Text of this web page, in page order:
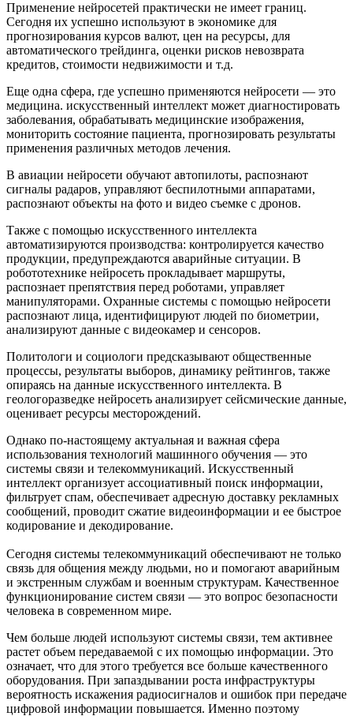
Применение нейросетей практически не имеет границ.
Сегодня их успешно используют в экономике для
прогнозирования курсов валют, цен на ресурсы, для
автоматического трейдинга, оценки рисков невозврата
кредитов, стоимости недвижимости и т.д.
Еще одна сфера, где успешно применяются нейросети — это
медицина. искусственный интеллект может диагностировать
заболевания, обрабатывать медицинские изображения,
мониторить состояние пациента, прогнозировать результаты
применения различных методов лечения.
В авиации нейросети обучают автопилоты, распознают
сигналы радаров, управляют беспилотными аппаратами,
распознают объекты на фото и видео съемке с дронов.
Также с помощью искусственного интеллекта
автоматизируются производства: контролируется качество
продукции, предупреждаются аварийные ситуации. В
робототехнике нейросеть прокладывает маршруты,
распознает препятствия перед роботами, управляет
манипуляторами. Охранные системы с помощью нейросети
распознают лица, идентифицируют людей по биометрии,
анализируют данные с видеокамер и сенсоров.
Политологи и социологи предсказывают общественные
процессы, результаты выборов, динамику рейтингов, также
опираясь на данные искусственного интеллекта. В
геологоразведке нейросеть анализирует сейсмические данные,
оценивает ресурсы месторождений.
Однако по-настоящему актуальная и важная сфера
использования технологий машинного обучения — это
системы связи и телекоммуникаций. Искусственный
интеллект организует ассоциативный поиск информации,
фильтрует спам, обеспечивает адресную доставку рекламных
сообщений, проводит сжатие видеоинформации и ее быстрое
кодирование и декодирование.
Сегодня системы телекоммуникаций обеспечивают не только
связь для общения между людьми, но и помогают аварийным
и экстренным службам и военным структурам. Качественное
функционирование систем связи — это вопрос безопасности
человека в современном мире.
Чем больше людей используют системы связи, тем активнее
растет объем передаваемой с их помощью информации. Это
означает, что для этого требуется все больше качественного
оборудования. При запаздывании роста инфраструктуры
вероятность искажения радиосигналов и ошибок при передаче
цифровой информации повышается. Именно поэтому